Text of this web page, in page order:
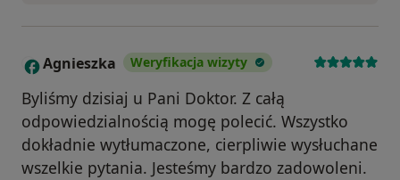
A Agnieszka Weryfikacja wizyty
Byliśmy dzisiaj u Pani Doktor. Z całą
odpowiedzialnością mogę polecić. Wszystko
dokładnie wytłumaczone, cierpliwie wysłuchane
wszelkie pytania. Jesteśmy bardzo zadowoleni.